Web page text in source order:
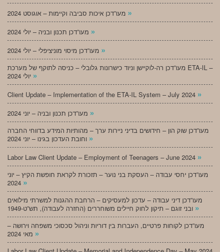
»
»
»
מעו”דכן רה-לוקיישן וניוד כישרונות גלובלי – כניסה לתוקף של מערכת ETA-IL –
»
Client Update – Implementation of the ETA-IL System – July 2024 »
»
מעו”דכן שוק הון – חידושים בדיני ניירות ערך – מהותיות המידע בדווחי החברה
»
Labor Law Client Update – Employment of Teenagers – June 2024 »
מעו”דכן יחסי עבודה – העסקת בני נוער – תזכורת לקראת חופשת הקיץ – יוני
»
מעו”דכן דיני עבודה – עדכון למעסיקים – הרחבת ההגנות למשרתי מילואים
»
מעו”דכן לקוחות פרטיים, העברות בין דוריות וניהול סכסוכי משפחה וירושה –
»